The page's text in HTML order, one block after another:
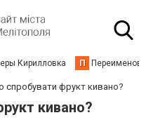
Кирилловка П
спробувати фрукт кивано?
кивано?